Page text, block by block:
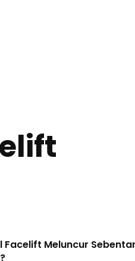
Facelift Meluncur